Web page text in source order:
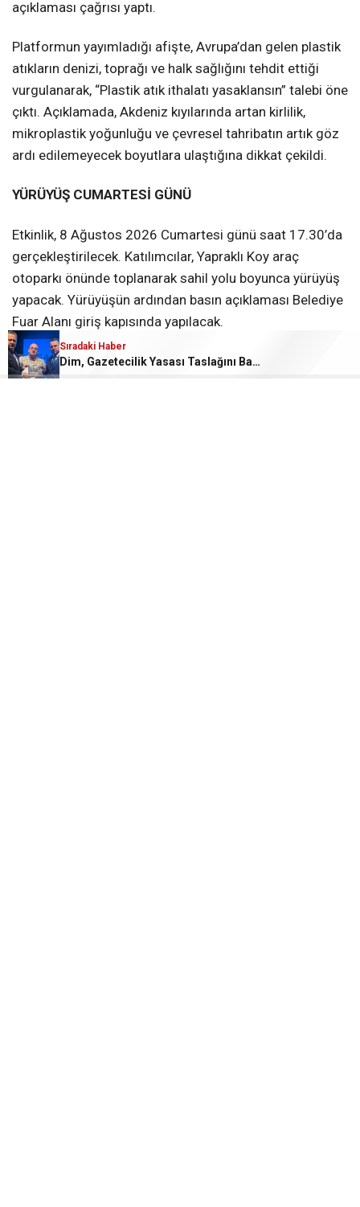
Sıradaki Haber
Dim, Gazetecilik Yasası Taslağını Bakan Gürlek’e Sundu
açıklaması çağrısı yaptı.
Platformun yayımladığı afişte, Avrupa’dan gelen plastik
atıkların denizi, toprağı ve halk sağlığını tehdit ettiği
vurgulanarak, “Plastik atık ithalatı yasaklansın” talebi öne
çıktı. Açıklamada, Akdeniz kıyılarında artan kirlilik,
mikroplastik yoğunluğu ve çevresel tahribatın artık göz
ardı edilemeyecek boyutlara ulaştığına dikkat çekildi.
YÜRÜYÜŞ CUMARTESİ GÜNÜ
Etkinlik, 8 Ağustos 2026 Cumartesi günü saat 17.30’da
gerçekleştirilecek. Katılımcılar, Yapraklı Koy araç
otoparkı önünde toplanarak sahil yolu boyunca yürüyüş
yapacak. Yürüyüşün ardından basın açıklaması Belediye
Fuar Alanı giriş kapısında yapılacak.
“BU SADECE ÇEVRE DEĞİL, YAŞAM MESELESİ”